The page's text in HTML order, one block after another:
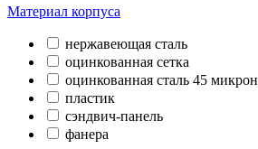
Материал корпуса
нержавеющая сталь
оцинкованная сетка
оцинкованная сталь 45 микрон
пластик
сэндвич-панель
фанера